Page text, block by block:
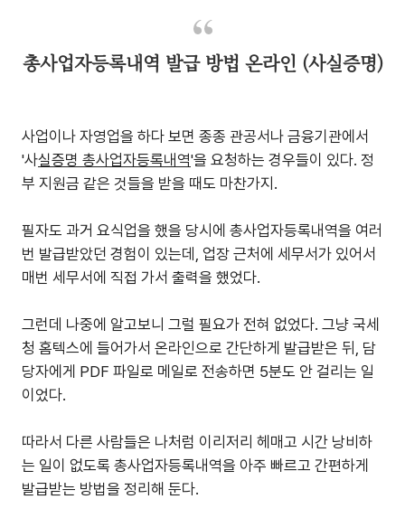
총사업자등록내역 발급 방법 온라인 (사실증명)
사업이나 자영업을 하다 보면 종종 관공서나 금융기관에서
'사실증명 총사업자등록내역'을 요청하는 경우들이 있다. 정
부 지원금 같은 것들을 받을 때도 마찬가지.
필자도 과거 요식업을 했을 당시에 총사업자등록내역을 여러
번 발급받았던 경험이 있는데, 업장 근처에 세무서가 있어서
매번 세무서에 직접 가서 출력을 했었다.
그런데 나중에 알고보니 그럴 필요가 전혀 없었다. 그냥 국세
청 홈텍스에 들어가서 온라인으로 간단하게 발급받은 뒤, 담
당자에게 PDF 파일로 메일로 전송하면 5분도 안 걸리는 일
이었다.
따라서 다른 사람들은 나처럼 이리저리 헤매고 시간 낭비하
는 일이 없도록 총사업자등록내역을 아주 빠르고 간편하게
발급받는 방법을 정리해 둔다.